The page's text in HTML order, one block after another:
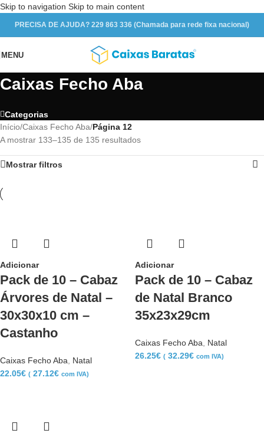
Skip to navigation Skip to main content
PRECISA DE AJUDA? 229 863 336 (Chamada para rede fixa nacional)
MENU
Caixas Fecho Aba
Categorias
Início/Caixas Fecho Aba/Página 12
A mostrar 133–135 de 135 resultados
Mostrar filtros
Adicionar
Pack de 10 – Cabaz
Árvores de Natal –
30x30x10 cm –
Castanho
Caixas Fecho Aba
Natal
22.05€ ( 27.12€ com IVA)
Adicionar
Pack de 10 – Cabaz
de Natal Branco
35x23x29cm
Caixas Fecho Aba
Natal
26.25€ ( 32.29€ com IVA)